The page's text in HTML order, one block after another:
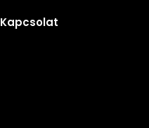
Kapcsolat